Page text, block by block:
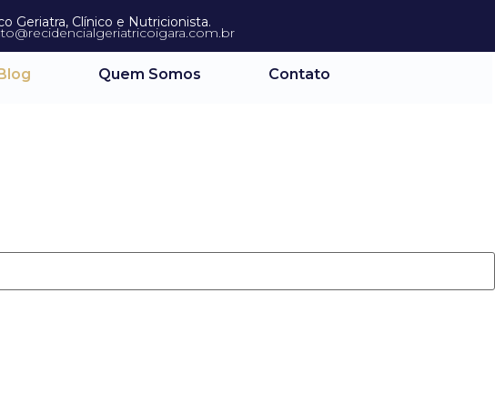
Geriatra, Clínico e Nutricionista.
Blog Quem Somos Contato